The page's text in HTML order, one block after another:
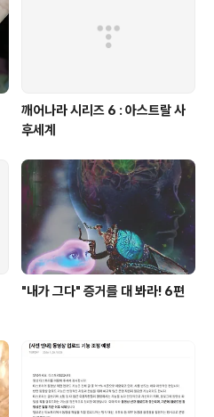
깨어나라 시리즈 6 : 아스트랄 사
후세계
"내가 그다" 증거를 대 봐라! 6편